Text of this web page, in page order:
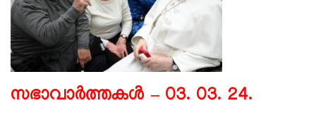
സഭാവാര്‍ത്തകള്‍ – 03. 03. 24.